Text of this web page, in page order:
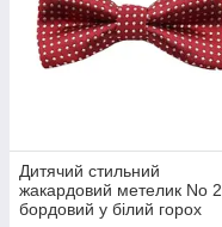
Дитячий стильний
жакардовий метелик No 2
бордовий у білий горох